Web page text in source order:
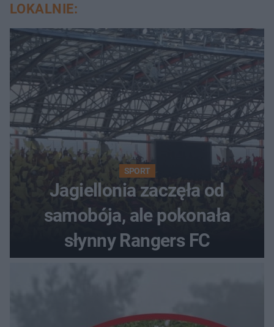
LOKALNIE:
SPORT
Jagiellonia zaczęła od
samobója, ale pokonała
słynny Rangers FC